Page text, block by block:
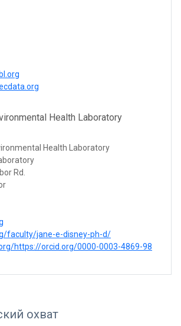
Health Laboratory
Health Laboratory
Rd.
faculty/jane-e-disney-ph-d/
https://orcid.org/0000-0003-4869-98
охват